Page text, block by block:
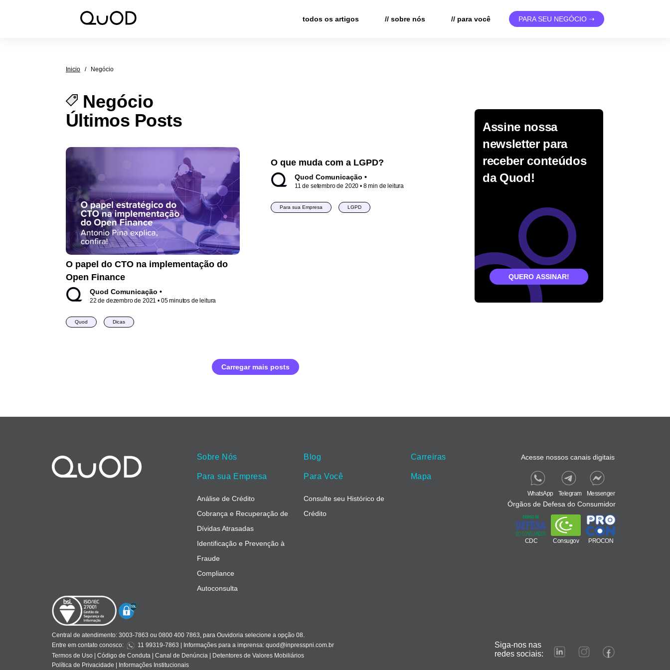
todos os artigos // sobre nós // para você PARA SEU NEGÓCIO ➝
Inicio / Negócio
Negócio
Últimos Posts
O papel do CTO na implementação do
Open Finance
Quod Comunicação •
22 de dezembro de 2021 • 05 minutos de leitura
Quod Dicas
O que muda com a LGPD?
Quod Comunicação •
11 de setembro de 2020 • 8 min de leitura
Para sua Empresa LGPD
Carregar mais posts
Assine nossa
newsletter para
receber conteúdos
da Quod!
QUERO ASSINAR!
Sobre Nós
Para sua Empresa
Análise de Crédito
Cobrança e Recuperação de
Dívidas Atrasadas
Identificação e Prevenção à
Fraude
Compliance
Autoconsulta
Blog
Para Você
Consulte seu Histórico de
Crédito
Carreiras
Mapa
Acesse nossos canais digitais
WhatsApp Telegram Messenger
Órgãos de Defesa do Consumidor
CDC Consugov PROCON
Central de atendimento: 3003-7863 ou 0800 400 7863, para Ouvidoria selecione a opção 08.
Entre em contato conosco:
11 99319-7863 | Informações para a imprensa: quod@inpresspni.com.br
Termos de Uso| Código de Conduta| Canal de Denúncia|
Detentores de Valores Mobiliários
Política de Privacidade
Informações Institucionais
Siga-nos nas
redes sociais: